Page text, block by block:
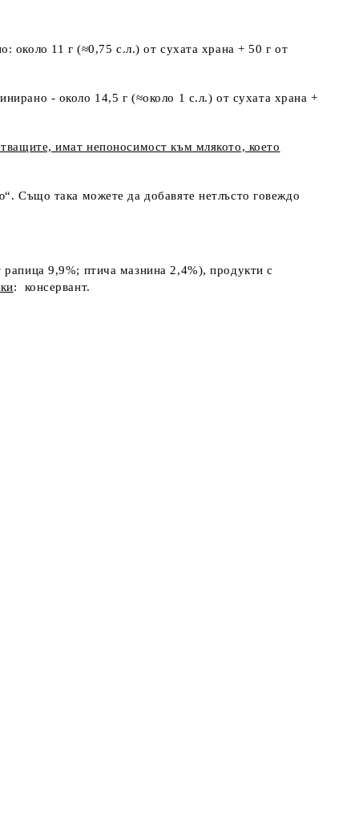
около 11 г (≈0,75 с.л.) от сухата храна + 50 г от
- около 14,5 г (≈около 1 с.л.) от сухата храна +
имат непоносимост към млякото, което
Също така можете да добавяте нетлъсто говеждо
9,9%; птича мазнина 2,4%), продукти с
: консервант.